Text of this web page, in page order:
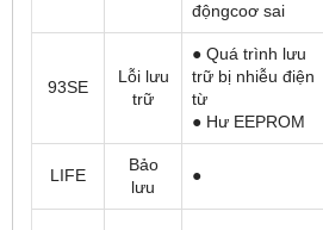
độngcoơ sai
93SE
Lỗi lưu
trữ
● Quá trình lưu
trữ bị nhiễu điện
từ
● Hư EEPROM
LIFE
Bảo
lưu
●